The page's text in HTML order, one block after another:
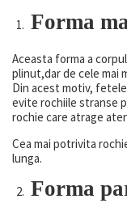
Forma
Aceasta forma a
plinut,dar de cele mai
Din acest motiv,
evite rochiile stranse
rochie care atrage
Cea mai potrivita
lunga.
Forma